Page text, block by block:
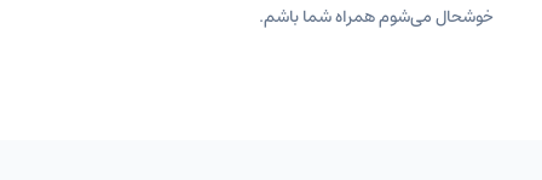
خوشحال می‌شوم همراه شما باشم.